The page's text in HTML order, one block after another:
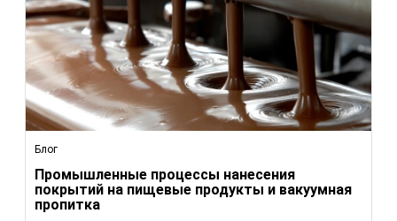
Блог
Промышленные процессы нанесения
покрытий на пищевые продукты и вакуумная
пропитка